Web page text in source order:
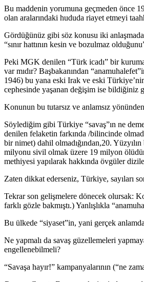
Bu maddenin yorumuna geçmeden önce
olan aralarındaki hududa riayet etmeyi
Gördüğünüz gibi söz konusu iki
“sınır hattının kesin ve bozulmaz
Peki MGK denilen “Türk icadı” bir
var mıdır? Başbakanından
1946) bu yana eski Irak ve eski
cephesinde yaşanan değişim ise
Konunun bu tutarsız ve anlamsız
Söylediğim gibi Türkiye “savaş”ın ne
denilen felaketin farkında /bilincinde
bir nimet) dahil olmadığından,20.
milyonu sivil olmak üzere 19 milyon ölüdür.
methiyesi yapılarak hakkında övgüler
Zaten dikkat ederseniz, Türkiye, sayıları
Tekrar son gelişmelere dönecek olursak:
farklı gözle bakmıştı.) Yanlışlıkla
Bu ülkede “siyaset”in, yani gerçek
Ne yapmalı da savaş güzellemeleri
engellenebilmeli?
“Savaşa hayır!” kampanyalarının (“ne